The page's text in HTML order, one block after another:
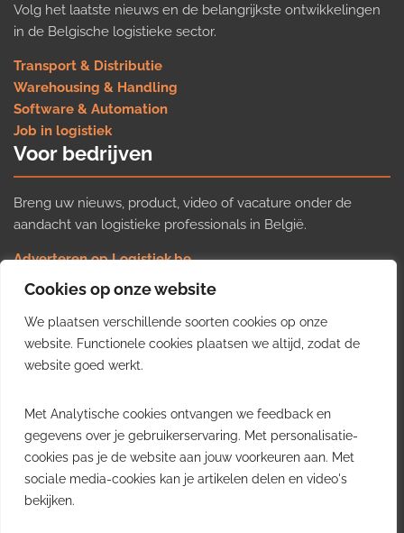
Cookies op onze website
We plaatsen verschillende soorten cookies op onze
website. Functionele cookies plaatsen we altijd, zodat de
website goed werkt.
Met Analytische cookies ontvangen we feedback en
gegevens over je gebruikerservaring. Met personalisatie-
cookies pas je de website aan jouw voorkeuren aan. Met
sociale media-cookies kan je artikelen delen en video's
bekijken.
Volg het laatste nieuws en de belangrijkste ontwikkelingen
in de Belgische logistieke sector.
Transport & Distributie
Warehousing & Handling
Software & Automation
Job in logistiek
Voor bedrijven
Breng uw nieuws, product, video of vacature onder de
aandacht van logistieke professionals in België.
Adverteren op Logistiek.be
Nieuws insturen
Uw video op Logistiek.TV
Job plaatsen
Gratis wekelijkse update
inzichten uit de Belgische logistieke sector in uw inbox.
Ontvang je gratis
wekelijkse update